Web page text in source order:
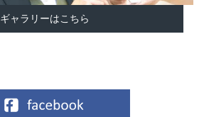
ギャラリーはこちら